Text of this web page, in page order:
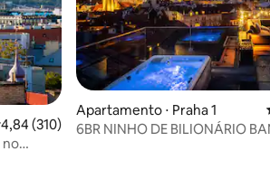
de uma avaliação média de 5, 310
4,84 (310)
no
Apartamento ⋅ Praha 1
6BR NINHO DE BILIONÁRIO